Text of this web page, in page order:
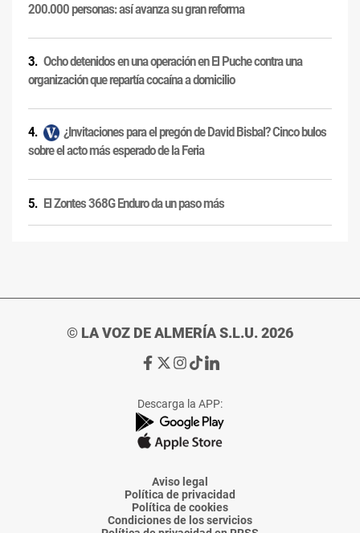
200.000 personas: así avanza su gran reforma
Ocho detenidos en una operación en El Puche contra una
organización que repartía cocaína a domicilio
¿Invitaciones para el pregón de David Bisbal? Cinco bulos
sobre el acto más esperado de la Feria
El Zontes 368G Enduro da un paso más
© LA VOZ DE ALMERÍA S.L.U. 2026
Ir
de
La
Voz
Almería
Ir
de
La
Voz
Almería
Ir
de
La
Voz
Almería
Ir
de
La
Voz
Almería
Ir
de
La
Voz
Descarga la APP:
Aviso legal
Política de privacidad
Política de cookies
Condiciones de los servicios